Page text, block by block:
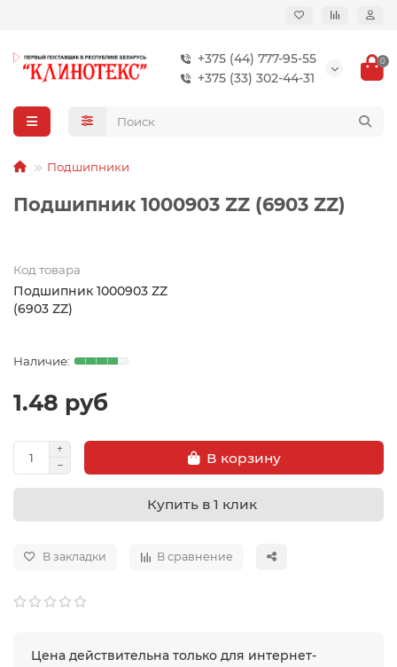
+375 (44) 777-95-55
+375 (33) 302-44-31
0
Подшипники
Подшипник 1000903 ZZ (6903 ZZ)
Код товара
Подшипник 1000903 ZZ
(6903 ZZ)
1.48 руб
В корзину
Купить в 1 клик
В закладки В сравнение
Цена действительна только для интернет-